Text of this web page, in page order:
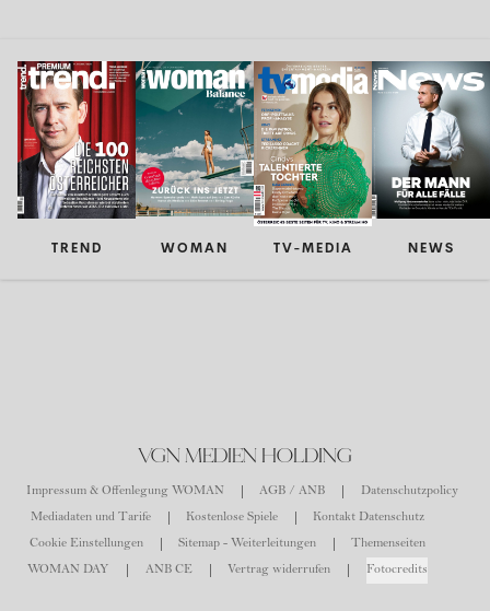
TREND WOMAN TV-MEDIA NEWS
VGN MEDIEN HOLDING
Impressum & Offenlegung WOMAN AGB / ANB
Datenschutzpolicy
Mediadaten und Tarife
Kostenlose Spiele
Kontakt Datenschutz
Cookie Einstellungen
Sitemap - Weiterleitungen
Themenseiten
WOMAN DAY
ANB CE Vertrag widerrufen Fotocredits